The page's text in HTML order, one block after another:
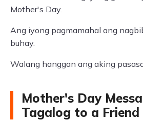
Mother's Day.
Ang iyong pagmamahal ang
buhay.
Walang hanggan ang aking
Mother's Day
Tagalog to a Friend